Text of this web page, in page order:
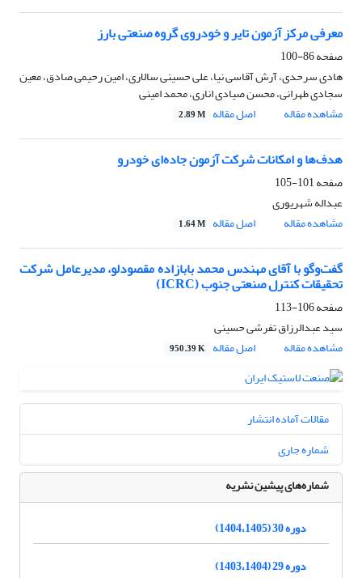
معرفی مرکز آزمون تایر و خودروی گروه صنعتی بارز
صفحه86-100
هادی سرحدی، آرش آقاسی نیا، علی حسینی سالاری، امین رحیمی صادق، معین
سجادی طهرانی، محسن صیادی اناری، محمد امینی
مشاهده مقاله
اصل مقاله 2.89 M
هدف‌ها و امکانات شرکت آزمون جاده‌ای خودرو
صفحه101-105
عبداله شهریوری
مشاهده مقاله
اصل مقاله 1.64 M
گفت‌وگو با آقای مهندس محمد بابازاده مقصودلو، مدیرعامل شرکت
تحقیقات کنترل صنعتی جنوب (ICRC)
صفحه106-113
سید عبدالرزاق تفرشی حسینی
مشاهده مقاله
اصل مقاله 950.39 K
مقالات آماده انتشار
شماره جاری
شماره‌های پیشین نشریه
دوره 30 (1404،1405)
دوره 29 (1403،1404)